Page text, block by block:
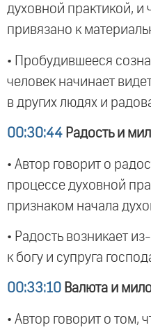
духовной практикой, и
привязано к
• Пробудившееся
человек начинает
в других людях и
00:30:44 Радость и
• Автор говорит о
процессе духовной
признаком начала
• Радость возникает
к богу и супруга
00:33:10 Валюта и
• Автор говорит о том,